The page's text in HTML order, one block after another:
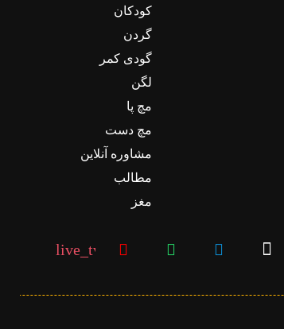
کودکان
گردن
گودی کمر
لگن
مچ پا
مچ دست
مشاوره آنلاین
مطالب
مغز
live_tv